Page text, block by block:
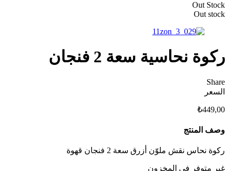
Out Stock
Out stock
ركوة نحاسية سعة 2 فنجان
Share
السعر
₺449,00
وصف المنتج
ركوة نحاس نقش ملوّن أزرق سعة 2 فنجان قهوة
غير متوفر في المخزون